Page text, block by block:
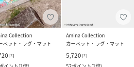
Collection
ペット・ラグ・マット
円
Amina Collection
カーペット・ラグ・マット
5,720 円